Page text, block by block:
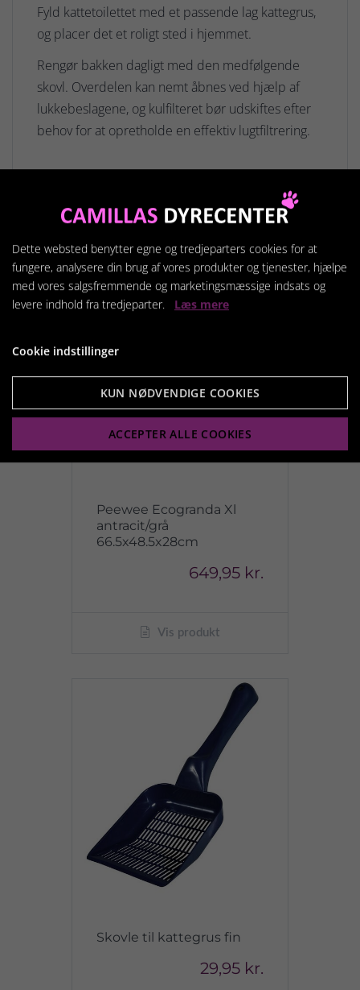
Fyld kattetoilettet med et passende lag kattegrus,
og placer det et roligt sted i hjemmet.
Rengør bakken dagligt med den medfølgende
skovl. Overdelen kan nemt åbnes ved hjælp af
lukkebeslagene, og kulfilteret bør udskiftes efter
behov for at opretholde en effektiv lugtfiltrering.
Relaterede produkter
Peewee Ecogranda Xl
antracit/grå
66.5x48.5x28cm
649,95 kr.
Vis produkt
Skovle til kattegrus fin
29,95 kr.
Dette websted benytter egne og tredjeparters cookies for at
fungere, analysere din brug af vores produkter og tjenester, hjælpe
med vores salgsfremmende og marketingsmæssige indsats og
levere indhold fra tredjeparter. Læs mere
Cookie indstillinger
KUN NØDVENDIGE COOKIES
ACCEPTER ALLE COOKIES